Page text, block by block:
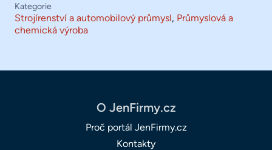
Kategorie
Strojírenství a automobilový průmysl, Průmyslová a
chemická výroba
O JenFirmy.cz
Proč portál JenFirmy.cz
Kontakty